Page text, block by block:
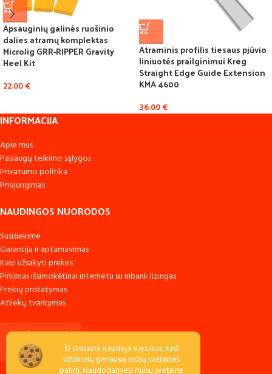
Apsauginių galinės ruošinio
dalies atramų komplektas
MicroJig GRR-RIPPER Gravity
Heel Kit
22.00€
Atraminis profilis tiesaus pjūvio
liniuotės prailginimui Kreg
Straight Edge Guide Extension
KMA 4600
36.00€
INFORMACIJA
Apie mus
Paslaugų teikimo sąlygos
Privatumo politika
Prisijungimas
NAUDINGOS NUORODOS
Susisiekime
Garantija ir aptarnavimas
Kaip užsakyti prekes
Pirkimas išsimokėtinai internetu su inbank lizingas
Prekių pristatymas
Atliekų tvarkymas
Ši svetainė naudoja slapukus, kad
užtikrintų geriausią mūsų svetainės
patirtį. Naudodamiesi mūsų svetaine